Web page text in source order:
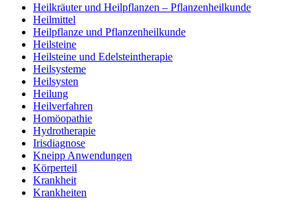
Heilkräuter und Heilpflanzen – Pflanzenheilkunde
Heilmittel
Heilpflanze und Pflanzenheilkunde
Heilsteine
Heilsteine und Edelsteintherapie
Heilsysteme
Heilsysten
Heilung
Heilverfahren
Homöopathie
Hydrotherapie
Irisdiagnose
Kneipp Anwendungen
Körperteil
Krankheit
Krankheiten